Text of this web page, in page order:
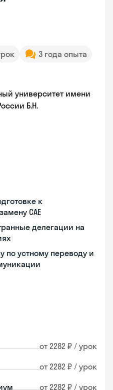
3 года опыта
университет имени
Б.Н.
к
CAE
делегации на
по устному переводу и
от 2282 ₽ / урок
от 2282 ₽ / урок
от 2282 ₽ / урок